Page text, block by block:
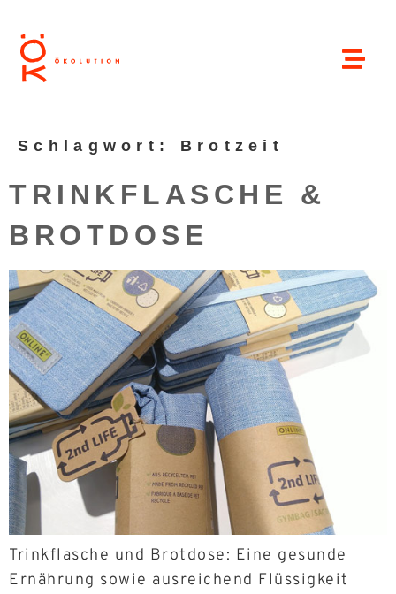
Schlagwort: Brotzeit
TRINKFLASCHE &
BROTDOSE
Trinkflasche und Brotdose: Eine gesunde
Ernährung sowie ausreichend Flüssigkeit